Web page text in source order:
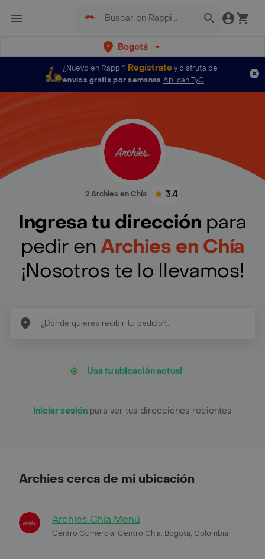
Bogotá
¿Nuevo en Rappi? Regístratey disfruta de
envíos gratis por semanas Aplican TyC
2 Archies en Chía 3.4
Ingresa tu dirección para
pedir enArchies en Chía
¡Nosotros te lo llevamos!
Usa tu ubicación actual
Iniciar sesión para ver tus direcciones recientes
Archies cerca de mi ubicación
Archies Chía Menú
Centro Comercial Centro Chia, Bogotá, Colombia